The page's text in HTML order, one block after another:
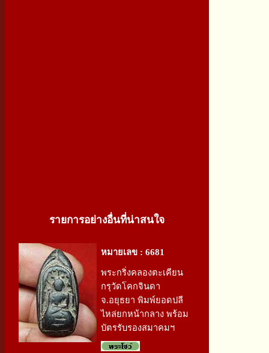
รายการอย่างอื่นที่น่าสนใจ
หมายเลข : 6681
พระกริ่งคลองตะเคียน
กรุวัดโคกจินดา
จ.อยุธยา พิมพ์ยอดปลี
ไหล่ยกหน้ากลาง พร้อม
บัตรรับรองสมาคมฯ